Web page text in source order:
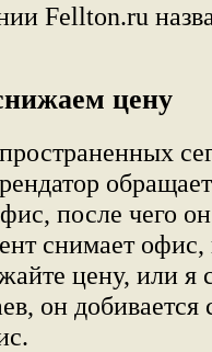
Fellton.ru
цену
после чего он
снимает офис,
цену, или я
он